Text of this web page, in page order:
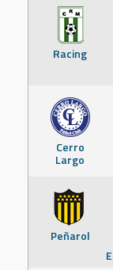
Racing
Cerro
Largo
Peñarol